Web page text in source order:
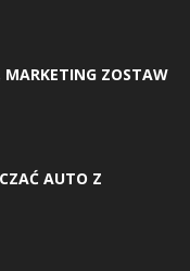
MARKETING ZOSTAW
AUTO Z